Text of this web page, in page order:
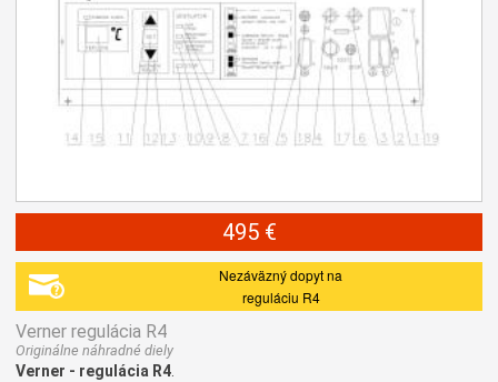
495 €
Nezáväzný dopyt na
reguláciu R4
Verner regulácia R4
Originálne náhradné diely
Verner - regulácia R4.